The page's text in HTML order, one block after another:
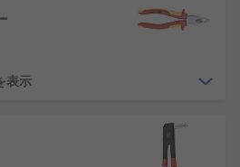
、お客様に工具を提供する
門知識を備えています。RS
サービスについてご信頼を
表示